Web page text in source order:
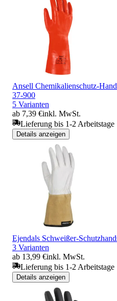
Ansell Chemikalienschutz-
37-900
5 Varianten
ab 7,39 €inkl. MwSt.
Lieferung bis 1-2 Arbeitstage
Details anzeigen
Ejendals Schweißer-
3 Varianten
ab 13,99 €inkl. MwSt.
Lieferung bis 1-2 Arbeitstage
Details anzeigen